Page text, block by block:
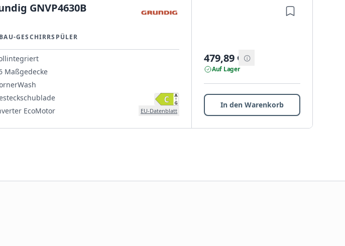
GNVP4630B
GESCHIRRSPÜLER
Maßgedecke
EcoMotor
EU-Datenblatt
479,89€
Auf Lager
In den Warenkorb